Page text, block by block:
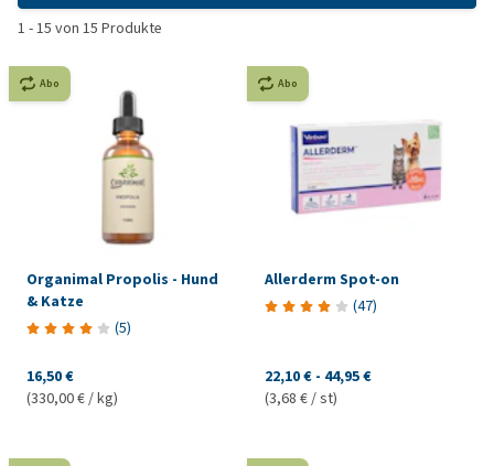
1 -15 von 15 Produkte
Abo
Organimal Propolis - Hund
& Katze
(5)
16,50 €
(330,00 € / kg)
Abo
Allerderm Spot-on
(47)
22,10 € - 44,95 €
(3,68 € / st)